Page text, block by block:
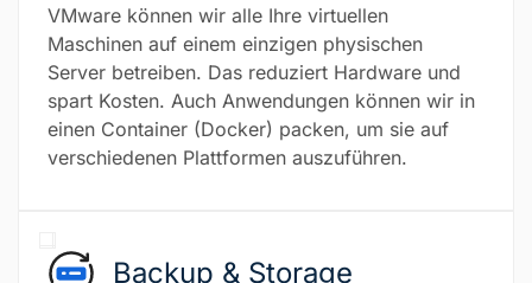
VMware können wir alle Ihre virtuellen
Maschinen auf einem einzigen physischen
Server betreiben. Das reduziert Hardware und
spart Kosten. Auch Anwendungen können wir in
einen Container (Docker) packen, um sie auf
verschiedenen Plattformen auszuführen.
Backup & Storage